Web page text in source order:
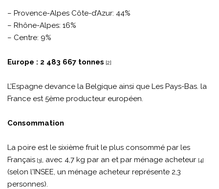
– Provence-Alpes Côte-d’Azur: 44%
– Rhône-Alpes: 16%
– Centre: 9%
Europe : 2 483 667 tonnes [2]
L’Espagne devance la Belgique ainsi que Les Pays-Bas. la
France est 5ème producteur européen.
Consommation
La poire est le sixième fruit le plus consommé par les
Français [3], avec 4,7 kg par an et par ménage acheteur [4]
(selon l'INSEE, un ménage acheteur représente 2,3
personnes).